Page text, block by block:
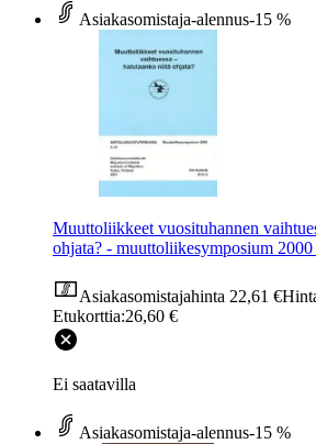
Asiakasomistaja-alennus-15 %
Muuttoliikkeet vuosituhannen
ohjata? - muuttoliikesymposium
Asiakasomistajahinta 22,61 €
Etukorttia:26,60 €
Ei saatavilla
Asiakasomistaja-alennus-15 %